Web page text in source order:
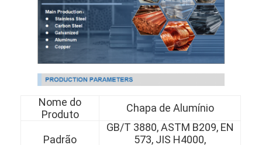
Nome do
Produto
Chapa de Alumínio
Padrão
GB/T 3880, ASTM B209, EN
573, JIS H4000,